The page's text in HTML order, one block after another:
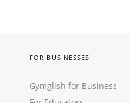
FOR BUSINESSES
Gymglish for Business